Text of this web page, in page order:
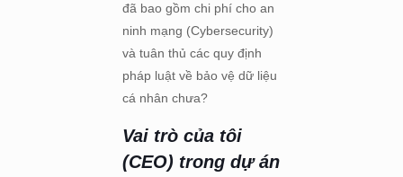
đã bao gồm chi phí cho an
ninh mạng (Cybersecurity)
và tuân thủ các quy định
pháp luật về bảo vệ dữ liệu
cá nhân chưa?
Vai trò của tôi
(CEO) trong dự án